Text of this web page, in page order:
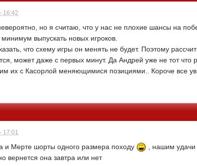
16:42
но я считаю, что у нас не плохие шансы на
минимум выпускать новых игроков.
что схему игры он менять не будет. Поэтому
может даже с первых минут. Да Андрей уже не тот
их с Касорлой меняющимися позициями.. Короче все
17:01
и Мерте шорты одного размера походу
, нашим удачи
вернется она завтра или нет